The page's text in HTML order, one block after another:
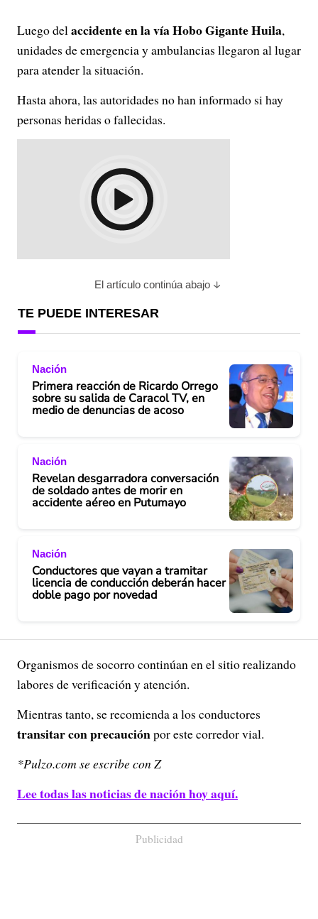
Luego delaccidente en la vía Hobo Gigante Huila,
unidades de emergencia y ambulancias llegaron al lugar
para atender la situación.
Hasta ahora, las autoridades no han informado si hay
personas heridas o fallecidas.
El artículo continúa abajo
TE PUEDE INTERESAR
Nación
Primera reacción de Ricardo Orrego
sobre su salida de Caracol TV, en
medio de denuncias de acoso
Nación
Revelan desgarradora conversación
de soldado antes de morir en
accidente aéreo en Putumayo
Nación
Conductores que vayan a tramitar
licencia de conducción deberán hacer
doble pago por novedad
Organismos de socorro continúan en el sitio realizando
labores de verificación y atención.
Mientras tanto, se recomienda a los conductores
transitar con precauciónpor este corredor vial.
*Pulzo.com se escribe con Z
Lee todas las noticias de nación hoy aquí.
Publicidad